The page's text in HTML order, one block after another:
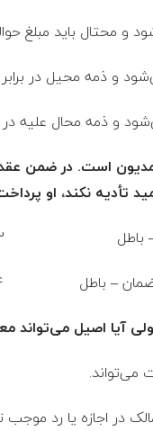
است. در ضمن
تأدیه نکند، او